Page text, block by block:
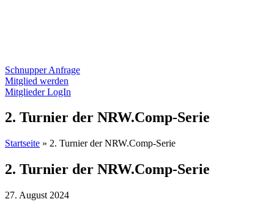
Schnupper Anfrage
Mitglied werden
Mitglieder LogIn
2. Turnier der NRW.Comp-Serie
Startseite » 2. Turnier der NRW.Comp-Serie
2. Turnier der NRW.Comp-Serie
27. August 2024